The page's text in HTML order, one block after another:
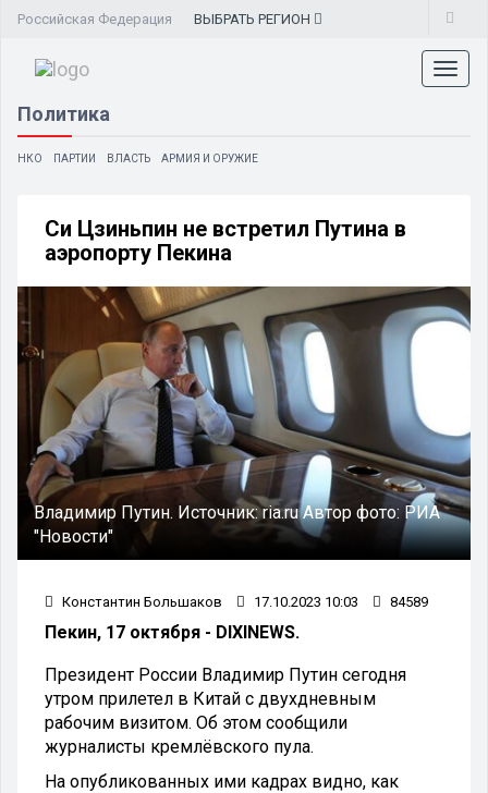
Российская Федерация ВЫБРАТЬ РЕГИОН
Политика
НКО ПАРТИИ ВЛАСТЬ АРМИЯ И ОРУЖИЕ
Си Цзиньпин не встретил Путина в
аэропорту Пекина
Владимир Путин. Источник:ria.ruАвтор фото:РИА
"Новости"
Константин Большаков 17.10.2023 10:03 84589
Пекин, 17 октября - DIXINEWS.
Президент России Владимир Путин сегодня
утром прилетел в Китай с двухдневным
рабочим визитом. Об этом сообщили
журналисты кремлёвского пула.
На опубликованных ими кадрах видно, как